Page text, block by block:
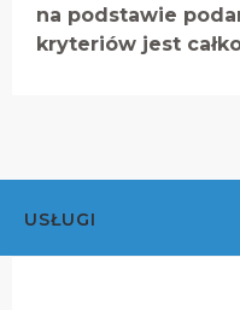
na podstawie
kryteriów jest
USŁUGI